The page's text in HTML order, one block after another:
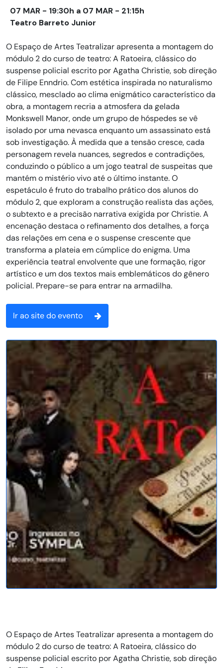
07 MAR - 19:30h a 07 MAR - 21:15h
Teatro Barreto Junior
O Espaço de Artes Teatralizar apresenta a montagem do
módulo 2 do curso de teatro: A Ratoeira, clássico do
suspense policial escrito por Agatha Christie, sob direção
de Filipe Enndrio. Com estética inspirada no naturalismo
clássico, mesclado ao clima enigmático característico da
obra, a montagem recria a atmosfera da gelada
Monkswell Manor, onde um grupo de hóspedes se vê
isolado por uma nevasca enquanto um assassinato está
sob investigação. À medida que a tensão cresce, cada
personagem revela nuances, segredos e contradições,
conduzindo o público a um jogo teatral de suspeitas que
mantém o mistério vivo até o último instante. O
espetáculo é fruto do trabalho prático dos alunos do
módulo 2, que exploram a construção realista das ações,
o subtexto e a precisão narrativa exigida por Christie. A
encenação destaca o refinamento dos detalhes, a força
das relações em cena e o suspense crescente que
transforma a plateia em cúmplice do enigma. Uma
experiência teatral envolvente que une formação, rigor
artístico e um dos textos mais emblemáticos do gênero
policial. Prepare-se para entrar na armadilha.
Ir ao site do evento
O Espaço de Artes Teatralizar apresenta a montagem do
módulo 2 do curso de teatro: A Ratoeira, clássico do
suspense policial escrito por Agatha Christie, sob direção